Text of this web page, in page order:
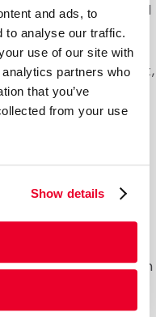
and ads, to
to analyse our traffic.
use of our site with
partners who
that you’ve
from your use
Show details
Produktion und
erhalten viele
noch nicht existiert,
mehrere Kunden in
für die
Verpackungen
Schritte des
übernehmen, wie
von Spouts. Wir
DaklaPack-Kunden
das Anbringen einer
Fräsen der Teile